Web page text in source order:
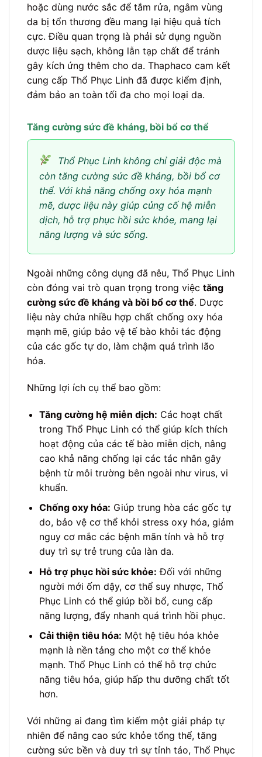
hoặc dùng nước sắc để tắm rửa, ngâm vùng
da bị tổn thương đều mang lại hiệu quả tích
cực. Điều quan trọng là phải sử dụng nguồn
dược liệu sạch, không lẫn tạp chất để tránh
gây kích ứng thêm cho da. Thaphaco cam kết
cung cấp Thổ Phục Linh đã được kiểm định,
đảm bảo an toàn tối đa cho mọi loại da.
Tăng cường sức đề kháng, bồi bổ cơ thể
Thổ Phục Linh không chỉ giải độc mà
còn tăng cường sức đề kháng, bồi bổ cơ
thể. Với khả năng chống oxy hóa mạnh
mẽ, dược liệu này giúp củng cố hệ miễn
dịch, hỗ trợ phục hồi sức khỏe, mang lại
năng lượng và sức sống.
Ngoài những công dụng đã nêu, Thổ Phục Linh
còn đóng vai trò quan trọng trong việc tăng
cường sức đề kháng và bồi bổ cơ thể. Dược
liệu này chứa nhiều hợp chất chống oxy hóa
mạnh mẽ, giúp bảo vệ tế bào khỏi tác động
của các gốc tự do, làm chậm quá trình lão
hóa.
Những lợi ích cụ thể bao gồm:
Tăng cường hệ miễn dịch: Các hoạt chất
trong Thổ Phục Linh có thể giúp kích thích
hoạt động của các tế bào miễn dịch, nâng
cao khả năng chống lại các tác nhân gây
bệnh từ môi trường bên ngoài như virus, vi
khuẩn.
Chống oxy hóa: Giúp trung hòa các gốc tự
do, bảo vệ cơ thể khỏi stress oxy hóa, giảm
nguy cơ mắc các bệnh mãn tính và hỗ trợ
duy trì sự trẻ trung của làn da.
Hỗ trợ phục hồi sức khỏe: Đối với những
người mới ốm dậy, cơ thể suy nhược, Thổ
Phục Linh có thể giúp bồi bổ, cung cấp
năng lượng, đẩy nhanh quá trình hồi phục.
Cải thiện tiêu hóa: Một hệ tiêu hóa khỏe
mạnh là nền tảng cho một cơ thể khỏe
mạnh. Thổ Phục Linh có thể hỗ trợ chức
năng tiêu hóa, giúp hấp thu dưỡng chất tốt
hơn.
Với những ai đang tìm kiếm một giải pháp tự
nhiên để nâng cao sức khỏe tổng thể, tăng
cường sức bền và duy trì sự tỉnh táo, Thổ Phục